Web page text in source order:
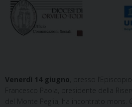
Venerdì 14 giugno , presso
Francesco Paola, presidente della
del Monte Peglia, ha incontrato mons.